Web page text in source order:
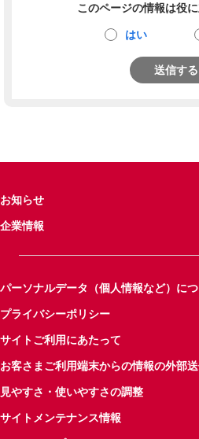
このページの情報は役
はい
送信する
お知らせ
企業情報
パーソナルデータ（個人情報など）に
プライバシーポリシー
サイトご利用にあたって
お客さまご利用端末からの情報の外部
見やすさ・使いやすさの調整
サイトメンテナンス情報